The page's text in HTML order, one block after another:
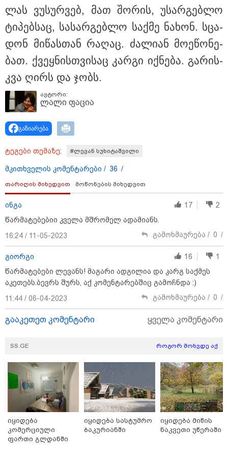
კატეგორიები
9
აგვისტო
დღის ზოგადი
პროგნოზი
უნდა მოასწროთ შემოდგომის
დადგომამდე
ფული ამ ზოდიაქოს ნიშნების
ხელში აღმოჩნდება: ვინ
გამდიდრდება?
ლას ვუ­სურ­ვებ, მათ შო­რის, უსარ­გებ­ლო
ტი­პებ­საც, სა­სარ­გებ­ლო საქ­მე ნა­ხონ. სცა­
დონ მი­წას­თან რა­ღაც. ძა­ლი­ან მო­ე­წო­ნე­
ბათ. ქვეყ­ნის­თვი­საც კარ­გი იქ­ნე­ბა. გა­რის­
კვა ღირს და ჯობს.
ავტორი:
ლალი ფაცია
გაზიარება
ტეგები თემაზე: #ლევან სუხიტაშვილი
მკითხველის კომენტარები / 36 /
თარიღის მიხედვით მოწონების მიხედვით
ინგა 17
2
წარმატებებიი კველა მშრომელ ადამიანს.
16:24 / 11-05-2023
გამოხმაურება / 0 /
გიორგი 16
1
წარმატებები ლევანს! მაგარი ადგილია და კარგ საქმეს
აკეთებს.ბევრს შურს, აქ კომენტარებშიც გამოჩნდა :)
11:44 / 06-04-2023
გამოხმაურება / 0 /
გააკეთეთ კომენტარი ყველა კომენტარი
SS.GE როგორ მოხვდე აქ
იყიდება
კომერციული
ფართი გლდანში
იყიდება სასტუმრო
ბაკურიანში
იყიდება მიწის
ნაკვეთი უწერაში